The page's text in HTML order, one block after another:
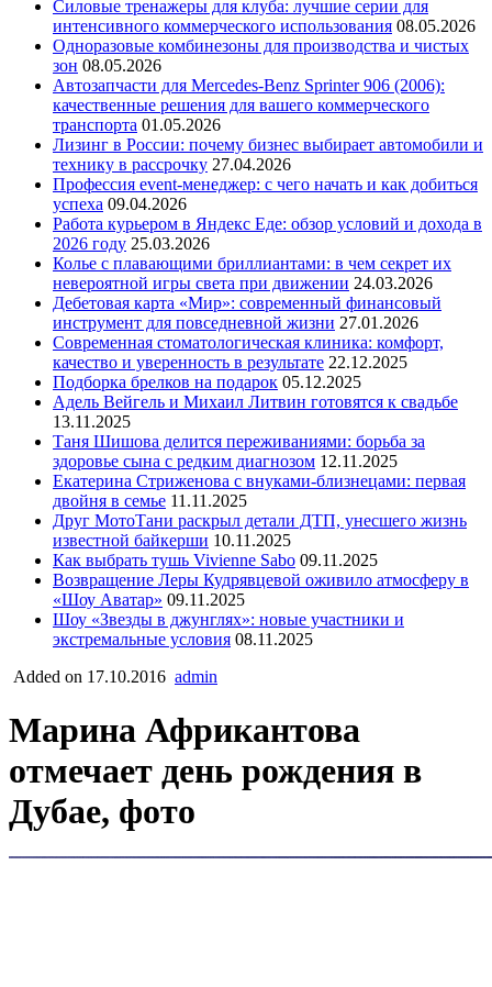
Силовые тренажеры для клуба: лучшие серии для
интенсивного коммерческого использования 08.05.2026
Одноразовые комбинезоны для производства и чистых
зон 08.05.2026
Автозапчасти для Mercedes-Benz Sprinter 906 (2006):
качественные решения для вашего коммерческого
транспорта 01.05.2026
Лизинг в России: почему бизнес выбирает автомобили и
технику в рассрочку 27.04.2026
Профессия event-менеджер: с чего начать и как добиться
успеха 09.04.2026
Работа курьером в Яндекс Еде: обзор условий и дохода в
2026 году 25.03.2026
Колье с плавающими бриллиантами: в чем секрет их
невероятной игры света при движении 24.03.2026
Дебетовая карта «Мир»: современный финансовый
инструмент для повседневной жизни 27.01.2026
Современная стоматологическая клиника: комфорт,
качество и уверенность в результате 22.12.2025
Подборка брелков на подарок 05.12.2025
Адель Вейгель и Михаил Литвин готовятся к свадьбе
13.11.2025
Таня Шишова делится переживаниями: борьба за
здоровье сына с редким диагнозом 12.11.2025
Екатерина Стриженова с внуками-близнецами: первая
двойня в семье 11.11.2025
Друг МотоТани раскрыл детали ДТП, унесшего жизнь
известной байкерши 10.11.2025
Как выбрать тушь Vivienne Sabo 09.11.2025
Возвращение Леры Кудрявцевой оживило атмосферу в
«Шоу Аватар» 09.11.2025
Шоу «Звезды в джунглях»: новые участники и
экстремальные условия 08.11.2025
Added on 17.10.2016 admin
Марина Африкантова
отмечает день рождения в
Дубае, фото